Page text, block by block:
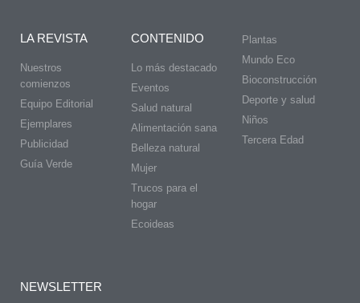
LA REVISTA
Nuestros
comienzos
Equipo Editorial
Ejemplares
Publicidad
Guía Verde
CONTENIDO
Lo más destacado
Eventos
Salud natural
Alimentación sana
Belleza natural
Mujer
Trucos para el
hogar
Ecoideas
Plantas
Mundo Eco
Bioconstrucción
Deporte y salud
Niños
Tercera Edad
NEWSLETTER